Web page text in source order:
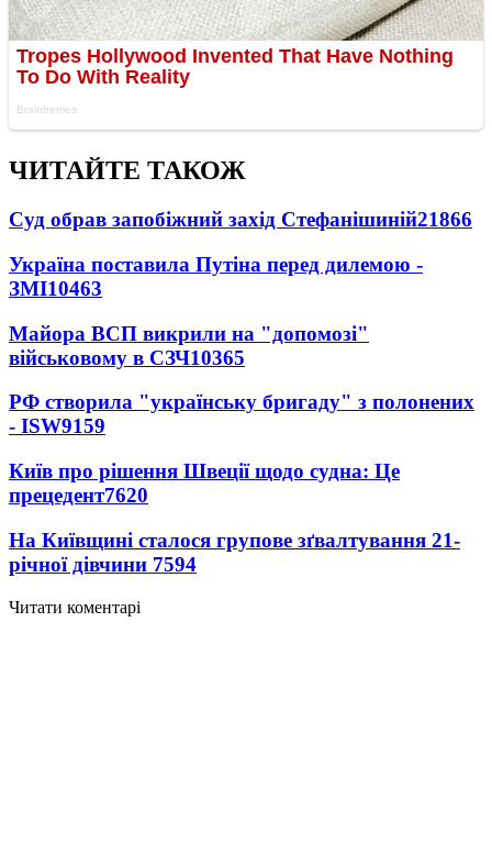
ЧИТАЙТЕ ТАКОЖ
Суд обрав запобіжний захід Стефанішиній21866
Україна поставила Путіна перед дилемою -
ЗМІ10463
Майора ВСП викрили на "допомозі"
військовому в СЗЧ10365
РФ створила "українську бригаду" з полонених
- ISW9159
Київ про рішення Швеції щодо судна: Це
прецедент7620
На Київщині сталося групове зґвалтування 21-
річної дівчини 7594
Читати коментарі